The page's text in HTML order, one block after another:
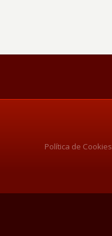
Política de Cookies